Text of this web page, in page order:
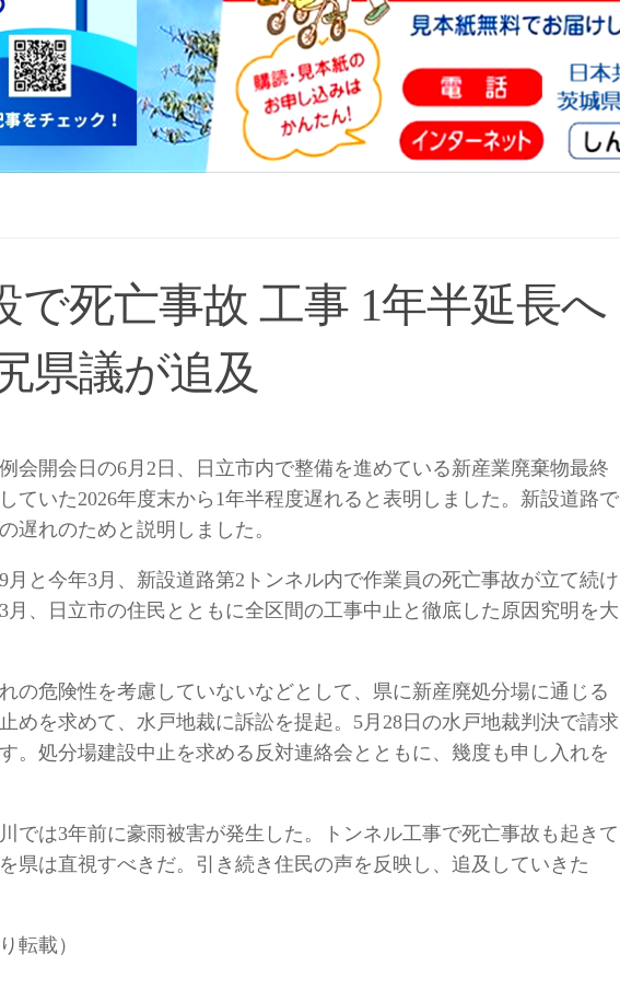
で死亡事故 工事 1年半延長へ
県議が追及
会開会日の6月2日、日立市内で整備を進めている新産業廃棄物最終
ていた2026年度末から1年半程度遅れると表明しました。新設道路で
遅れのためと説明しました。
と今年3月、新設道路第2トンネル内で作業員の死亡事故が立て続け
、日立市の住民とともに全区間の工事中止と徹底した原因究明を大
の危険性を考慮していないなどとして、県に新産廃処分場に通じる
めを求めて、水戸地裁に訴訟を提起。5月28日の水戸地裁判決で請求
。処分場建設中止を求める反対連絡会とともに、幾度も申し入れを
では3年前に豪雨被害が発生した。トンネル工事で死亡事故も起きて
県は直視すべきだ。引き続き住民の声を反映し、追及していきた
転載）